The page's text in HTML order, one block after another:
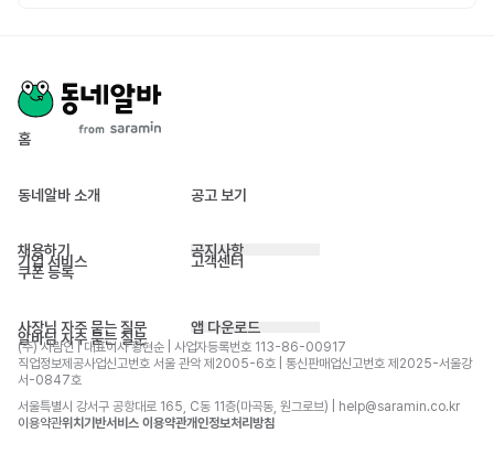
홈
동네알바 소개 공고 보기
채용하기
기업 서비스
쿠폰 등록
공지사항
고객센터
사장님 자주 묻는 질문
알바님 자주 묻는 질문
앱 다운로드
(주) 사람인 | 대표이사 황현순 | 사업자등록번호 113-86-00917
직업정보제공사업신고번호 서울 관악 제2005-6호 | 통신판매업신고번호 제2025-서울강
서-0847호
서울특별시 강서구 공항대로 165, C동 11층(마곡동, 원그로브) | help@saramin.co.kr
이용약관위치기반서비스 이용약관개인정보처리방침